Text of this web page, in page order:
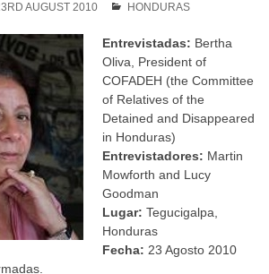
AUGUST 2010 HONDURAS
Entrevistadas: Bertha
Oliva, President of
COFADEH (the Committee
of Relatives of the
Detained and Disappeared
in Honduras)
Entrevistadores: Martin
Mowforth and Lucy
Goodman
Lugar: Tegucigalpa,
Honduras
Fecha: 23 Agosto 2010